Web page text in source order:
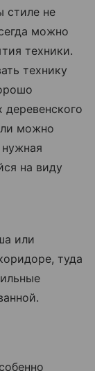
стиле не
можно
техники.
технику
деревенского
можно
на виду
или
туда